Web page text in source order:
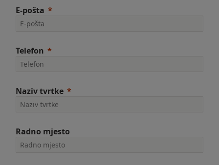
E-pošta
Telefon
Naziv tvrtke
Radno mjesto